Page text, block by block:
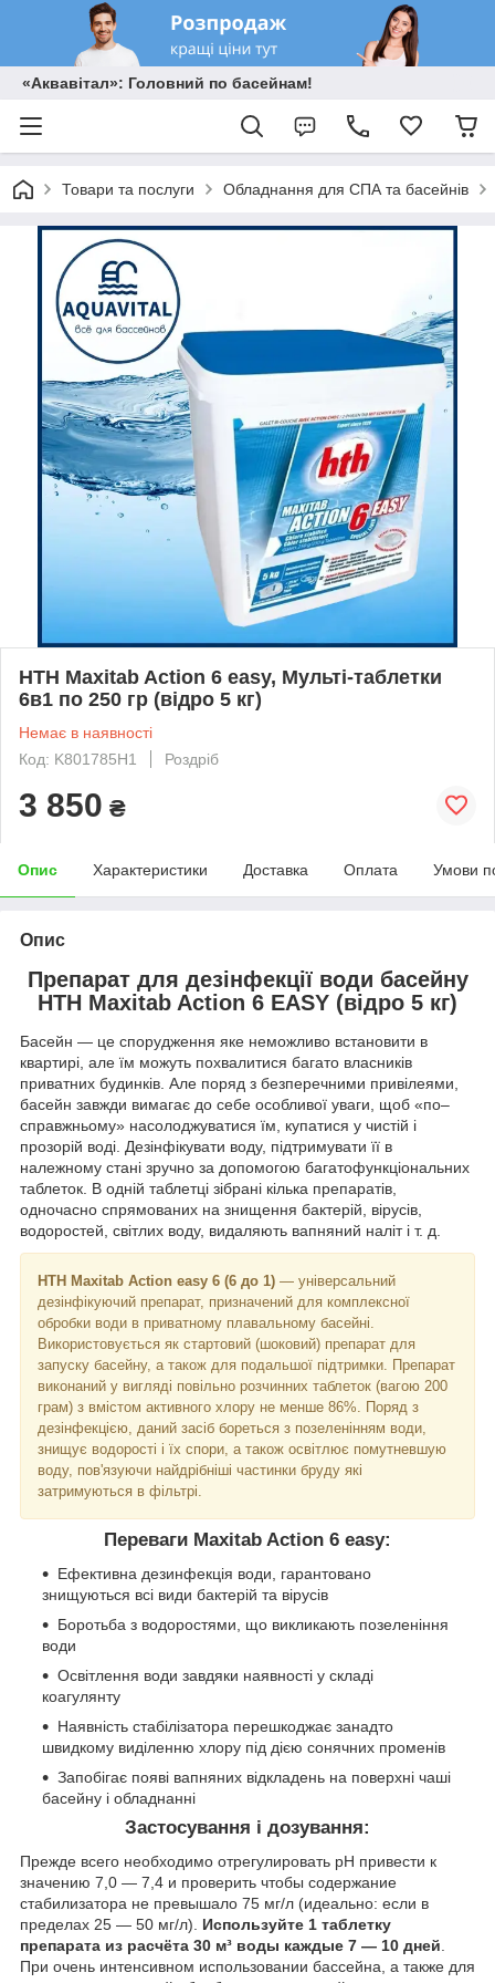
«Аквавітал»: Головний по басейнам!
Товари та послуги Обладнання для СПА та басейнів
HTH Maxitab Action 6 easy, Мульті-таблетки
6в1 по 250 гр (відро 5 кг)
Немає в наявності
Код: K801785H1
Роздріб
3 850 ₴
Опис Характеристики Доставка Оплата Умови
Опис
Препарат для дезінфекції води басейну
HTH Maxitab Action 6 EASY (відро 5 кг)
Басейн — це спорудження яке неможливо встановити в
квартирі, але їм можуть похвалитися багато власників
приватних будинків. Але поряд з безперечними привілеями,
басейн завжди вимагає до себе особливої уваги, щоб «по–
справжньому» насолоджуватися їм, купатися у чистій і
прозорій воді. Дезінфікувати воду, підтримувати її в
належному стані зручно за допомогою багатофункціональних
таблеток. В одній таблетці зібрані кілька препаратів,
одночасно спрямованих на знищення бактерій, вірусів,
водоростей, світлих воду, видаляють вапняний наліт і т. д.
HTH Maxitab Action easy 6 (6 до 1) — універсальний
дезінфікуючий препарат, призначений для комплексної
обробки води в приватному плавальному басейні.
Використовується як стартовий (шоковий) препарат для
запуску басейну, а також для подальшої підтримки. Препарат
виконаний у вигляді повільно розчинних таблеток (вагою 200
грам) з вмістом активного хлору не менше 86%. Поряд з
дезінфекцією, даний засіб бореться з позеленінням води,
знищує водорості і їх спори, а також освітлює помутневшую
воду, пов'язуючи найдрібніші частинки бруду які
затримуються в фільтрі.
Переваги Maxitab Action 6 easy:
Ефективна дезинфекція води, гарантовано
знищуються всі види бактерій та вірусів
Боротьба з водоростями, що викликають позеленіння
води
Освітлення води завдяки наявності у складі
коагулянту
Наявність стабілізатора перешкоджає занадто
швидкому виділенню хлору під дією сонячних променів
Запобігає появі вапняних відкладень на поверхні чаші
басейну і обладнанні
Застосування і дозування:
Прежде всего необходимо отрегулировать рН привести к
значению 7,0 — 7,4 и проверить чтобы содержание
стабилизатора не превышало 75 мг/л (идеально: если в
пределах 25 — 50 мг/л). Используйте 1 таблетку
препарата из расчёта 30 м³ воды каждые 7 — 10 дней
При очень интенсивном использовании бассейна, а также для